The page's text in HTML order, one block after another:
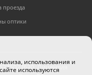
проезда
оптики
Лицензия
использования и
используются